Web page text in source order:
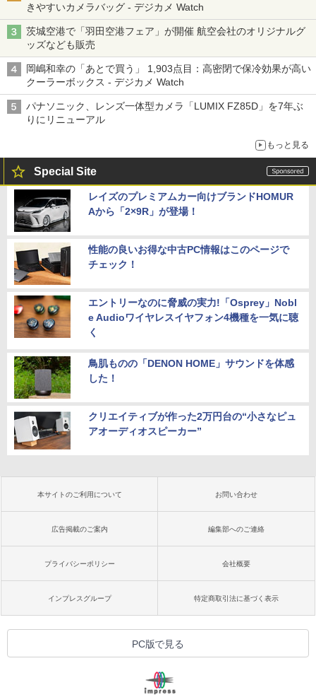
きやすいカメラバッグ - デジカメ Watch
茨城空港で「羽田空港フェア」が開催 航空会社のオリジナルグ
ッズなども販売
岡嶋和幸の「あとで買う」 1,903点目：高密閉で保冷効果が高い
クーラーボックス - デジカメ Watch
パナソニック、レンズ一体型カメラ「LUMIX FZ85D」を7年ぶ
りにリニューアル
もっと見る
Special Site
レイズのプレミアムカー向けブランドHOMUR
Aから「2×9R」が登場！
性能の良いお得な中古PC情報はこのページで
チェック！
エントリーなのに脅威の実力!「Osprey」Nobl
e Audioワイヤレスイヤフォン4機種を一気に聴
く
鳥肌ものの「DENON HOME」サウンドを体感
した！
クリエイティブが作った2万円台の“小さなピュ
アオーディオスピーカー”
本サイトのご利用について お問い合わせ
広告掲載のご案内 編集部へのご連絡
プライバシーポリシー 会社概要
インプレスグループ 特定商取引法に基づく表示
PC版で見る